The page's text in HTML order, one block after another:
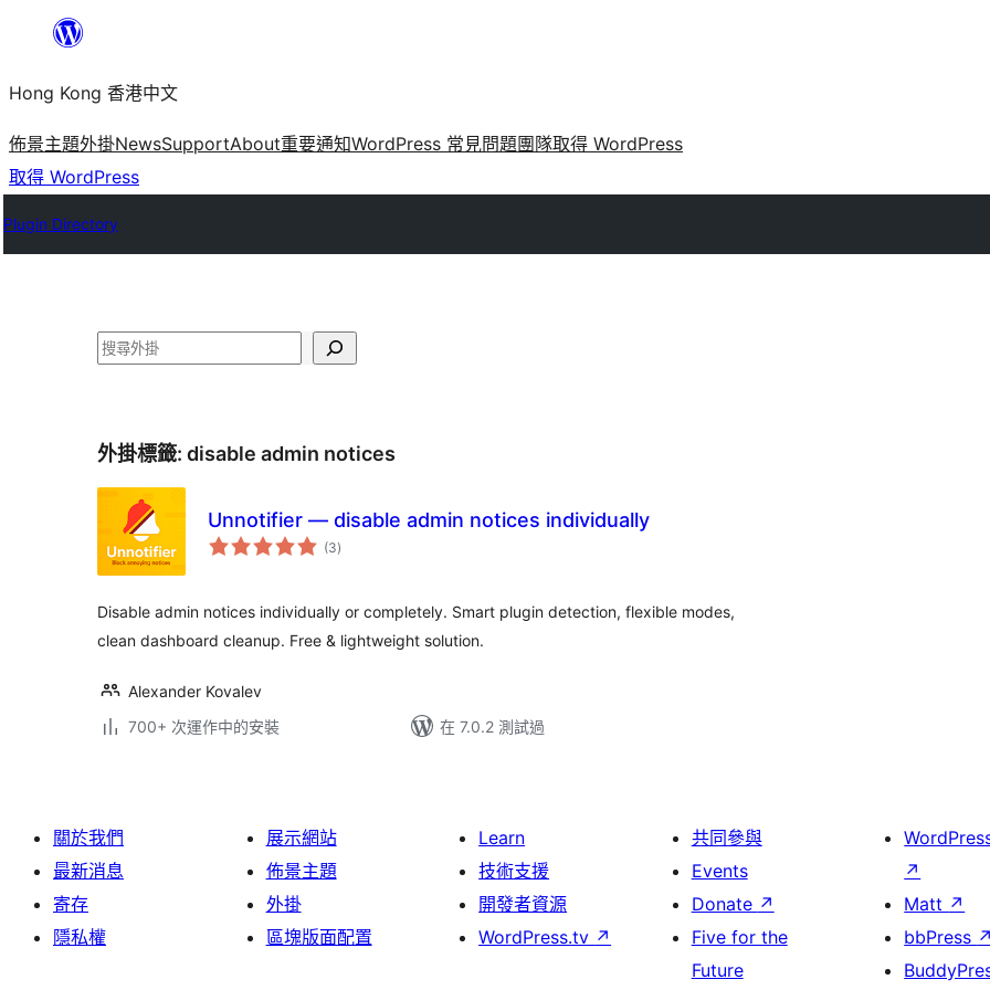
主
要
內
容
Hong Kong 香港中文
佈景主題外掛NewsSupportAbout重要通知WordPress 常見問題團隊取得 WordPress
取得 WordPress
Plugin Directory
搜
外掛標籤: disable admin notices
Unnotifier — disable admin notices individually
(3總
評)
Disable admin notices individually or completely. Smart plugin detection, flexible modes,
clean dashboard cleanup. Free & lightweight solution.
Alexander Kovalev
700+ 次運作中的安裝
在 7.0.2 測試過
關於我們
最新消息
寄存
隱私權
展示網站
佈景主題
外掛
區塊版面配置
Learn
技術支援
開發者資源
WordPress.tv ↗
共同參與
Events
Donate ↗
Five for the
Future
↗
Matt ↗
bbPress ↗